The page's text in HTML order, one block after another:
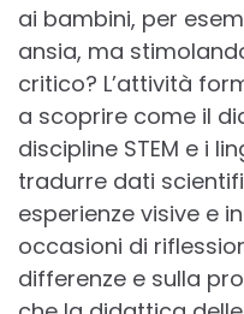
ai bambini, per
ansia, ma
critico? L’attività
a scoprire come il
discipline STEM e i
tradurre dati
esperienze visive e
occasioni di
differenze e sulla